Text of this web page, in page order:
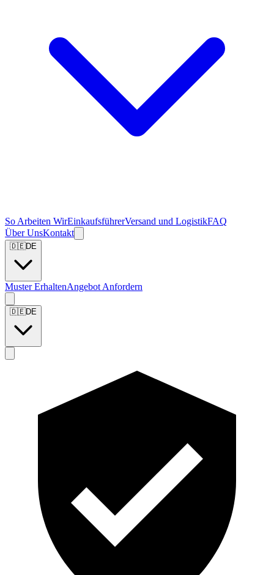
So Arbeiten WirEinkaufsführerVersand und LogistikFAQ
Über UnsKontakt
🇩🇪DE
Muster ErhaltenAngebot Anfordern
🇩🇪DE